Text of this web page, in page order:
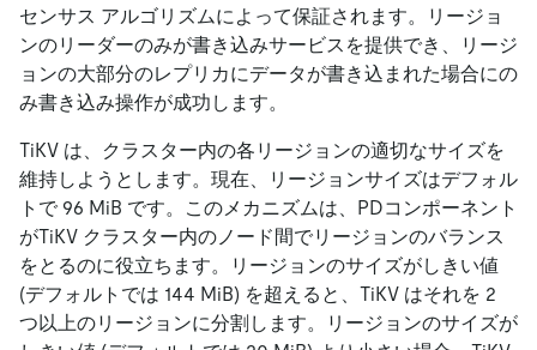
センサス アルゴリズムによって保証されます。リージョ
ンのリーダーのみが書き込みサービスを提供でき、リージ
ョンの大部分のレプリカにデータが書き込まれた場合にの
み書き込み操作が成功します。
TiKV は、クラスター内の各リージョンの適切なサイズを
維持しようとします。現在、リージョンサイズはデフォル
トで 96 MiB です。このメカニズムは、PDコンポーネント
がTiKV クラスター内のノード間でリージョンのバランス
をとるのに役立ちます。リージョンのサイズがしきい値
(デフォルトでは 144 MiB) を超えると、TiKV はそれを 2
つ以上のリージョンに分割します。リージョンのサイズが